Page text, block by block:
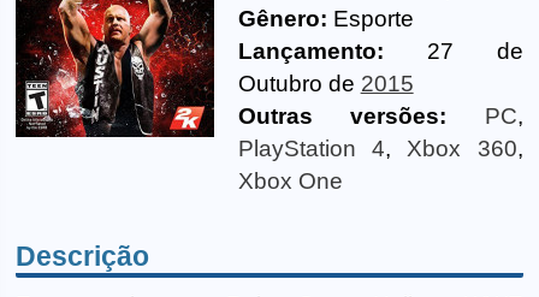
Gênero: Esporte
Lançamento: 27 de
Outubro de 2015
Outras versões:
PC,
PlayStation 4, Xbox 360,
Xbox One
Descrição